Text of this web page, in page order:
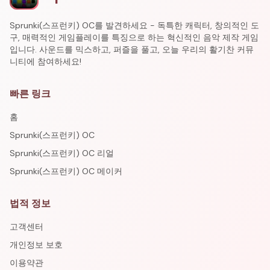
Sprunki(스프런키) OC를 발견하세요 - 독특한 캐릭터, 창의적인 도
구, 매력적인 게임플레이를 특징으로 하는 혁신적인 음악 제작 게임
입니다. 사운드를 믹스하고, 퍼즐을 풀고, 오늘 우리의 활기찬 커뮤
니티에 참여하세요!
빠른 링크
홈
Sprunki(스프런키) OC
Sprunki(스프런키) OC 리얼
Sprunki(스프런키) OC 메이커
법적 정보
고객센터
개인정보 보호
이용약관